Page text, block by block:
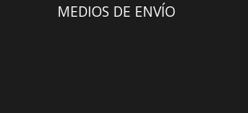
MEDIOS DE ENVÍO